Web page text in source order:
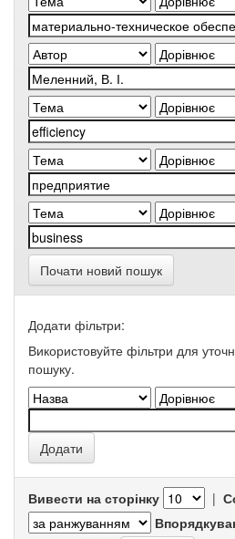
Почати новий пошук
Додати фільтри:
Використовуйте фільтри для
пошуку.
Вивести на сторінку |